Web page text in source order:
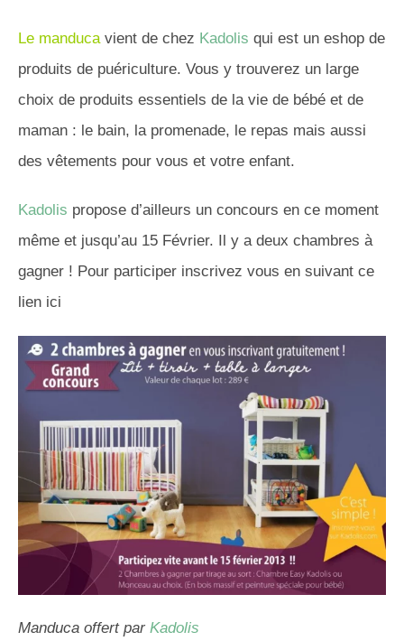
Le manducavient de chez Kadolis qui est un eshop de
produits de puériculture. Vous y trouverez un large
choix de produits essentiels de la vie de bébé et de
maman : le bain, la promenade, le repas mais aussi
des vêtements pour vous et votre enfant.
Kadolis propose d’ailleurs un concours en ce moment
même et jusqu’au 15 Février. Il y a deux chambres à
gagner ! Pour participer inscrivez vous en suivant ce
lien ici
Manduca offert par Kadolis